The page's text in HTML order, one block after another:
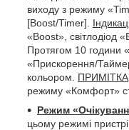
виходу з режиму
[Boost/Timer].
«Boost», світлодіод
Протягом 10 години
«Прискорення/
кольором. ПРИМІТКА
режиму «Комфорт»
Режим
цьому режимі